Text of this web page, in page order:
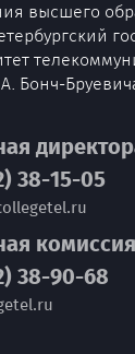
высшего
Бонч-
38-15-05
комиссия
38-90-68